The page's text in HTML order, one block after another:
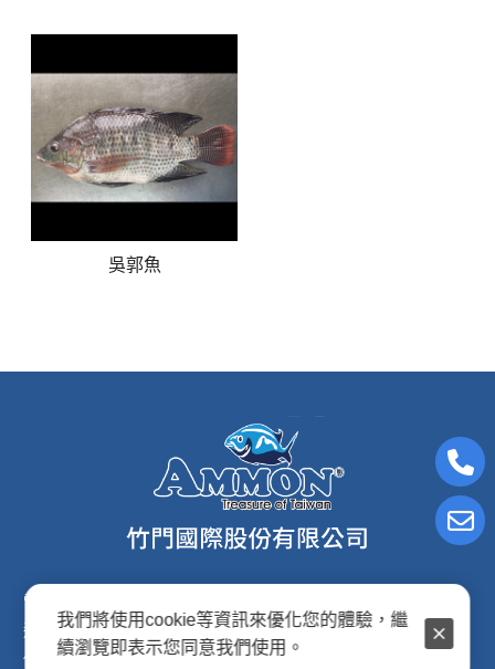
吳郭魚
電子信箱:ammon8@ms22.hinet.net
連絡電話: (02)2876-2691
傳真專線: (02)2876-2692
我們將使用cookie等資訊來優化您的體驗，繼
續瀏覽即表示您同意我們使用。